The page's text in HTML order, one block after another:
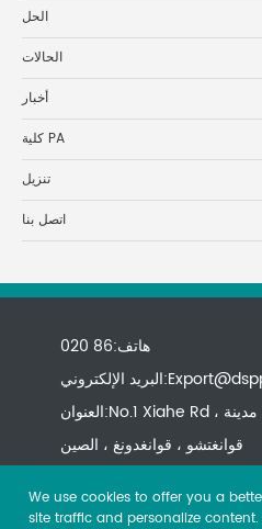
الحل
الحالات
أخبار
كلية PA
تنزيل
اتصل بنا
هاتف:86 020
البريد الإلكتروني:
العنوان:No.1 Xiahe Rd ، مدينة Jianggao ، حي باييون ،
قوانغتشو ، قوانغدونغ ، الصين
We use cookies to offer you a
site traffic and personalize